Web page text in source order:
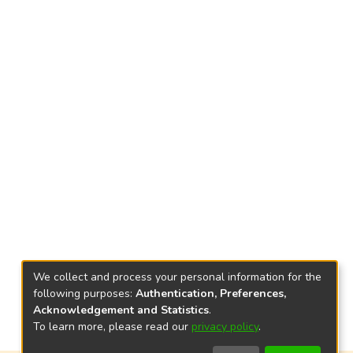
We collect and process your personal information for the
following purposes: Authentication, Preferences,
Acknowledgement and Statistics.
To learn more, please read our privacy policy.